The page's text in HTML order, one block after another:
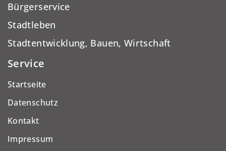
Bürgerservice
Stadtleben
Stadtentwicklung, Bauen, Wirtschaft
Service
Startseite
Datenschutz
Kontakt
Impressum